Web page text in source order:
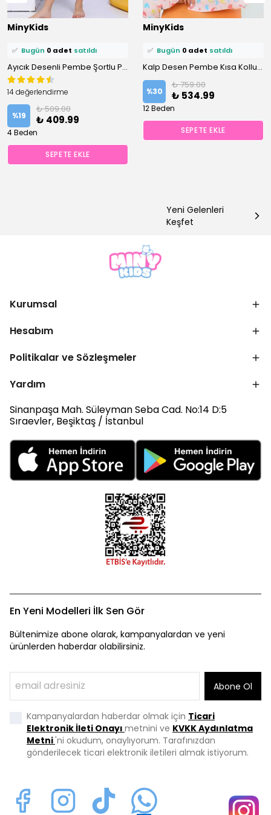
MinyKids
Bu ürünü4 kişifavoriledi!
2 kişi
✅ Bugün 0 adet satıldı
Ayıcık Desenli Pembe Şortlu Pijama Takımı
14 değerlendirme
%19
₺ 509.00
₺ 409.99
4 Beden
SEPETE EKLE
MinyKids
⭐️ Bu ürünü1 kişifavoriledi!
0 kişi
✅ Bugün 0 adet satıldı
Kalp Desen Pembe Kısa Kollu %100 Pamuklu Kız Çocuk Pijama Takım
%30
₺ 759.00
₺ 534.99
12 Beden
SEPETE EKLE
Yeni Gelenleri
Keşfet
Kurumsal
Hesabım
Politikalar ve Sözleşmeler
Yardım
Sinanpaşa Mah. Süleyman Seba Cad. No:14 D:5
Sıraevler, Beşiktaş / İstanbul
En Yeni Modelleri İlk Sen Gör
Bültenimize abone olarak, kampanyalardan ve yeni
ürünlerden haberdar olabilirsiniz.
Abone Ol
Kampanyalardan haberdar olmak için Ticari
Elektronik İleti Onayı metnini ve KVKK Aydınlatma
Metni'ni okudum, onaylıyorum. Tarafınızdan
gönderilecek ticari elektronik iletileri almak istiyorum.